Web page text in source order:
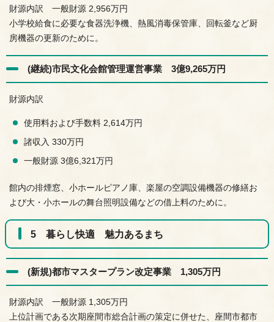
財源内訳 一般財源 2,956万円
小学校給食に必要な食器洗浄機、熱風消毒保管庫、回転釜など厨
房機器の更新のために。
(継続)市民文化会館管理運営事業 3億9,265万円
財源内訳
使用料および手数料 2,614万円
諸収入 330万円
一般財源 3億6,321万円
館内の排煙窓、小ホールピアノ庫、楽屋の空調設備機器の修繕お
よび大・小ホールの舞台照明設備などの借上料のために。
5 暮らし快適 魅力あるまち
(新規)都市マスタープラン改定事業 1,305万円
財源内訳 一般財源 1,305万円
上位計画である次期座間市総合計画の策定に併せた、座間市都市